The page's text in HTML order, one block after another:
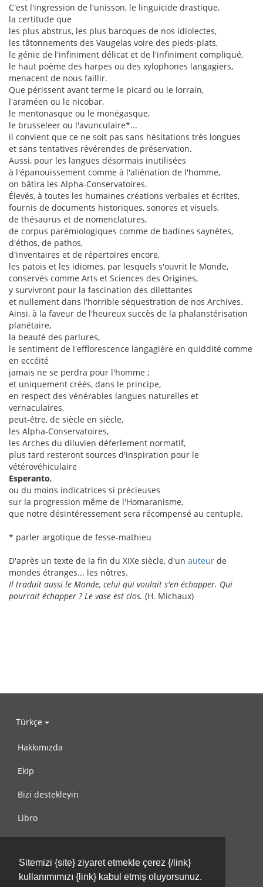
Sitemizi {site} ziyaret etmekle çerez {/link}
kullanımımızı {link} kabul etmiş oluyorsunuz.
C'est l'ingression de l'unisson, le linguicide drastique,
la certitude que
les plus abstrus, les plus baroques de nos idiolectes,
les tâtonnements des Vaugelas voire des pieds-plats,
le génie de l'infiniment délicat et de l'infiniment compliqué,
le haut poème des harpes ou des xylophones langagiers,
menacent de nous faillir.
Que périssent avant terme le picard ou le lorrain,
l'araméen ou le nicobar,
le mentonasque ou le monégasque,
le brusseleer ou l'avunculaire*...
il convient que ce ne soit pas sans hésitations très longues
et sans tentatives révérendes de préservation.
Aussi, pour les langues désormais inutilisées
à l'épanouissement comme à l'aliénation de l'homme,
on bâtira les Alpha-Conservatoires.
Élevés, à toutes les humaines créations verbales et écrites,
fournis de documents historiques, sonores et visuels,
de thésaurus et de nomenclatures,
de corpus parémiologiques comme de badines saynètes,
d'éthos, de pathos,
d'inventaires et de répertoires encore,
les patois et les idiomes, par lesquels s'ouvrit le Monde,
conservés comme Arts et Sciences des Origines,
y survivront pour la fascination des dilettantes
et nullement dans l'horrible séquestration de nos Archives.
Ainsi, à la faveur de l'heureux succès de la phalanstérisation
planétaire,
la beauté des parlures,
le sentiment de l'efflorescence langagière en quiddité comme
en eccéité
jamais ne se perdra pour l'homme ;
et uniquement créés, dans le principe,
en respect des vénérables langues naturelles et
vernaculaires,
peut-être, de siècle en siècle,
les Alpha-Conservatoires,
les Arches du diluvien déferlement normatif,
plus tard resteront sources d'inspiration pour le
vétérovéhiculaire
Esperanto,
ou du moins indicatrices si précieuses
sur la progression même de l'Homaranisme,
que notre désintéressement sera récompensé au centuple.
* parler argotique de fesse-mathieu
D'après un texte de la fin du XIXe siècle, d'un auteur de
mondes étranges... les nôtres.
Il traduit aussi le Monde, celui qui voulait s'en échapper. Qui
pourrait échapper ? Le vase est clos. (H. Michaux)
Türkçe
Hakkımızda
Ekip
Bizi destekleyin
Libro
Kullanım Koşulları